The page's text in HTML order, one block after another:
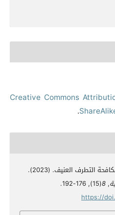
Creative Commons
.
التطرف العنيف. (2023).
,
8
(15), 176-192.
https://